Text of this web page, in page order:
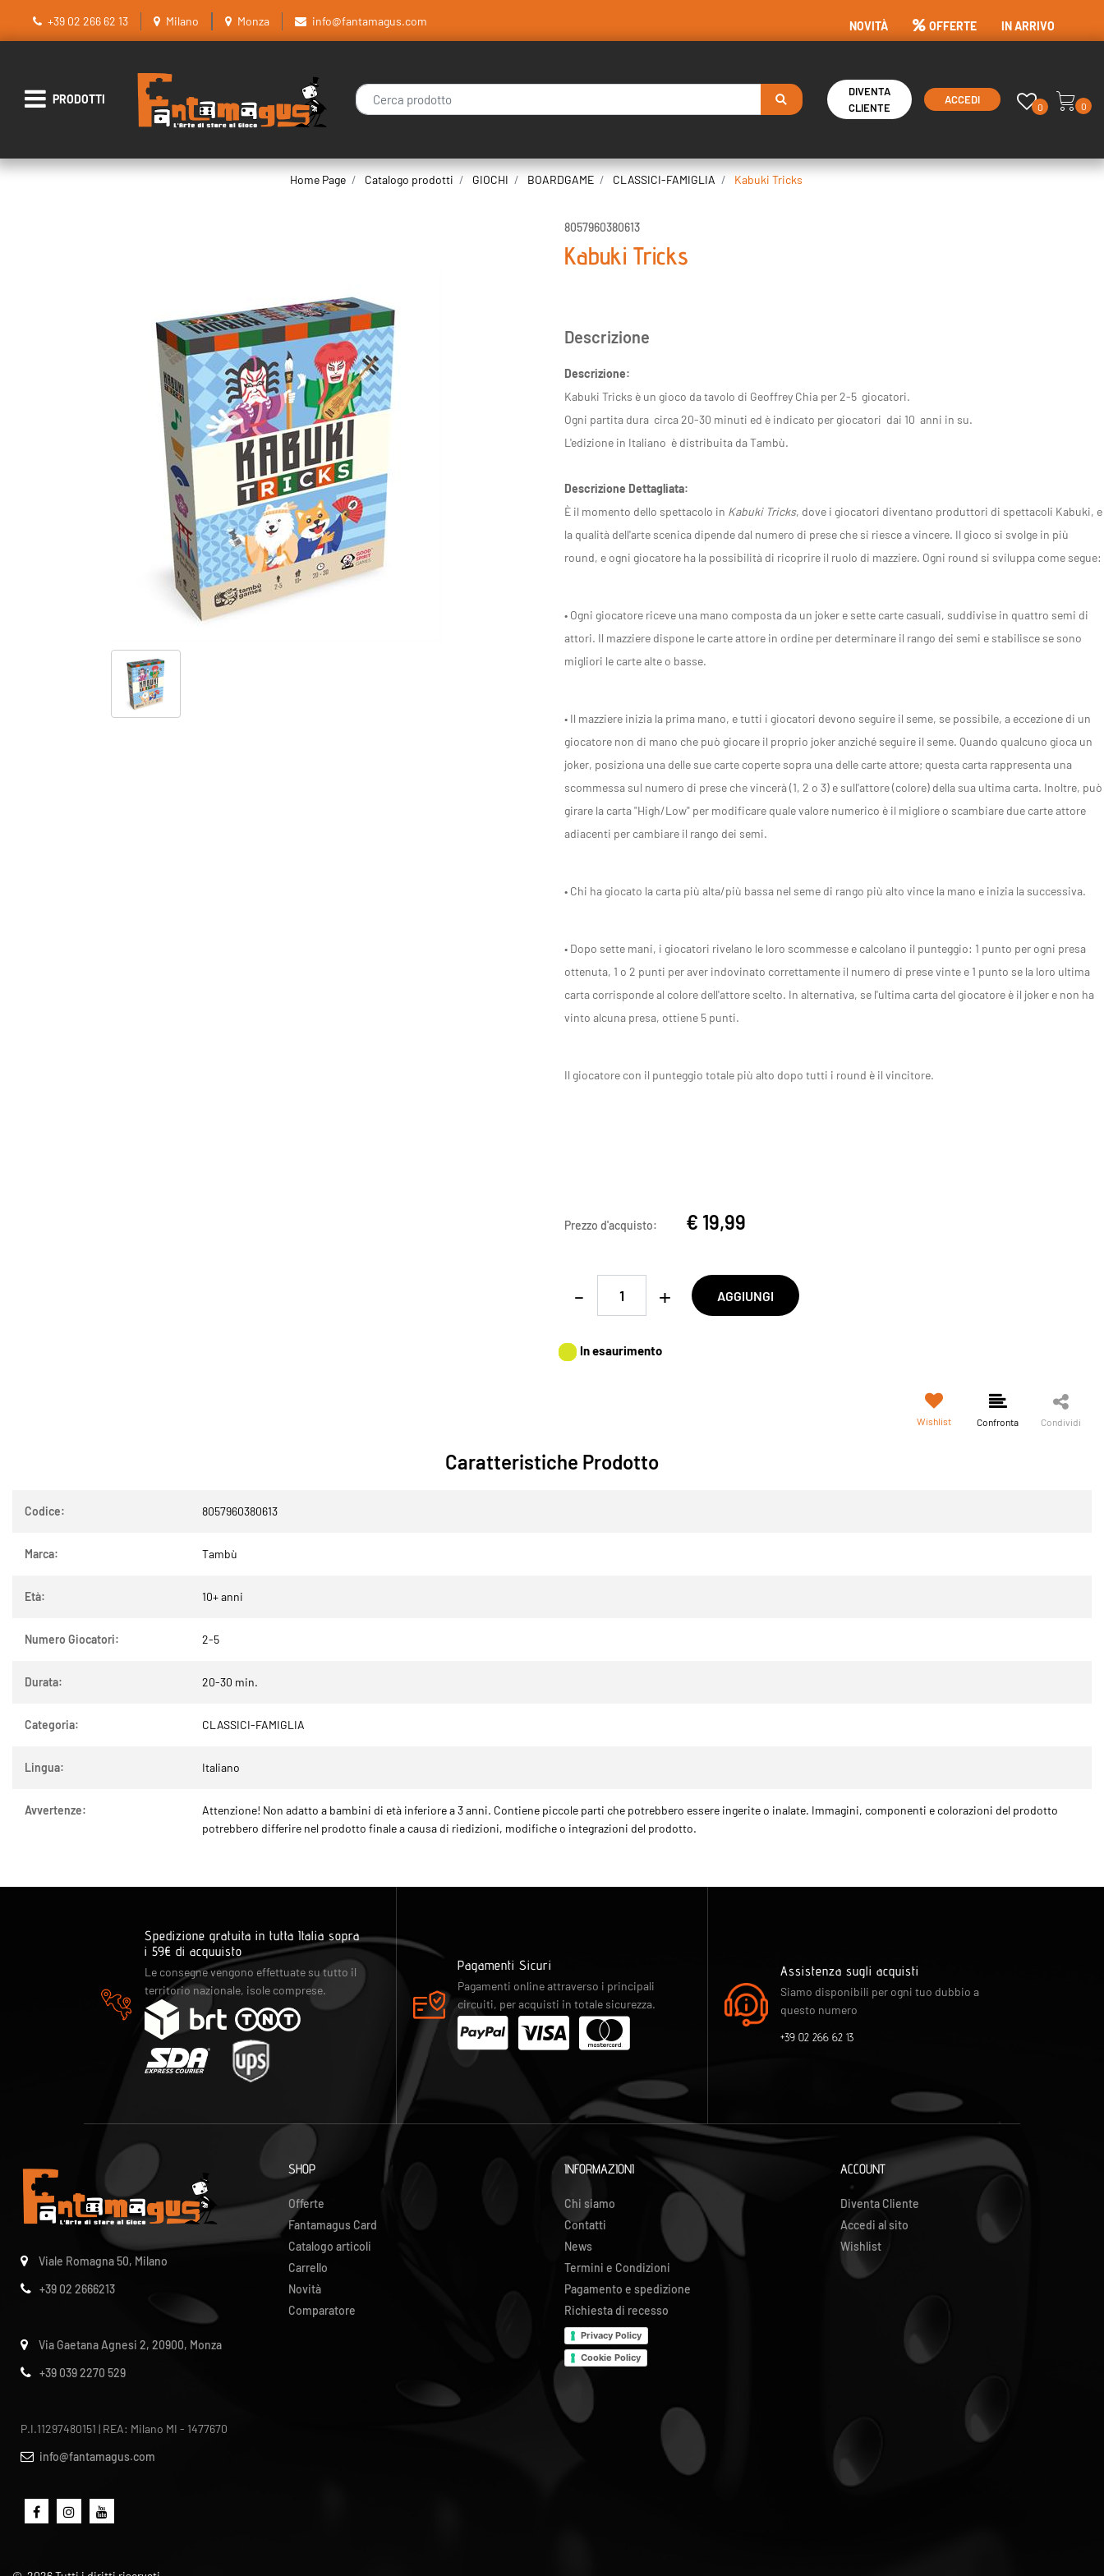
+39 02 266 62 13 Milano Monza info@fantamagus.com NOVITÀ OFFERTE IN ARRIVO
Open menu La modifica di un filtro aggiorna automaticamente gli altri filtri disponibili.
DIVENTA
CLIENTE
ACCEDI
0 0
Home Page Catalogo prodotti GIOCHI BOARDGAME CLASSICI-FAMIGLIA Kabuki Tricks
8057960380613
Kabuki Tricks
Descrizione
Descrizione:
Kabuki Tricks è un gioco da tavolo di Geoffrey Chia per 2-5 giocatori.
Ogni partita dura circa 20-30 minuti ed è indicato per giocatori dai 10 anni in su.
L'edizione in Italiano è distribuita da Tambù.
Descrizione Dettagliata:
È il momento dello spettacolo in Kabuki Tricks, dove i giocatori diventano produttori di spettacoli Kabuki, e
la qualità dell'arte scenica dipende dal numero di prese che si riesce a vincere. Il gioco si svolge in più
round, e ogni giocatore ha la possibilità di ricoprire il ruolo di mazziere. Ogni round si sviluppa come segue:
• Ogni giocatore riceve una mano composta da un joker e sette carte casuali, suddivise in quattro semi di
attori. Il mazziere dispone le carte attore in ordine per determinare il rango dei semi e stabilisce se sono
migliori le carte alte o basse.
• Il mazziere inizia la prima mano, e tutti i giocatori devono seguire il seme, se possibile, a eccezione di un
giocatore non di mano che può giocare il proprio joker anziché seguire il seme. Quando qualcuno gioca un
joker, posiziona una delle sue carte coperte sopra una delle carte attore; questa carta rappresenta una
scommessa sul numero di prese che vincerà (1, 2 o 3) e sull'attore (colore) della sua ultima carta. Inoltre, può
girare la carta "High/Low" per modificare quale valore numerico è il migliore o scambiare due carte attore
adiacenti per cambiare il rango dei semi.
• Chi ha giocato la carta più alta/più bassa nel seme di rango più alto vince la mano e inizia la successiva.
• Dopo sette mani, i giocatori rivelano le loro scommesse e calcolano il punteggio: 1 punto per ogni presa
ottenuta, 1 o 2 punti per aver indovinato correttamente il numero di prese vinte e 1 punto se la loro ultima
carta corrisponde al colore dell'attore scelto. In alternativa, se l'ultima carta del giocatore è il joker e non ha
vinto alcuna presa, ottiene 5 punti.
Il giocatore con il punteggio totale più alto dopo tutti i round è il vincitore.
Prezzo d'acquisto: € 19,99
Quantità
AGGIUNGI
In esaurimento
Wishlist Confronta Condividi
Caratteristiche Prodotto
Codice: 8057960380613
Marca: Tambù
Età: 10+ anni
Numero Giocatori: 2-5
Durata: 20-30 min.
Categoria: CLASSICI-FAMIGLIA
Lingua: Italiano
Avvertenze:
Attenzione! Non adatto a bambini di età inferiore a 3 anni. Contiene piccole parti che potrebbero essere ingerite o inalate. Immagini, componenti e colorazioni del prodotto
potrebbero differire nel prodotto finale a causa di riedizioni, modifiche o integrazioni del prodotto.
Spedizione gratuita in tutta Italia sopra
i 59€ di acquuisto
Le consegne vengono effettuate su tutto il
territorio nazionale, isole comprese.
Pagamenti Sicuri
Pagamenti online attraverso i principali
circuiti, per acquisti in totale sicurezza.
Assistenza sugli acquisti
Siamo disponibili per ogni tuo dubbio a
questo numero
+39 02 266 62 13
Viale Romagna 50, Milano
+39 02 2666213
Via Gaetana Agnesi 2, 20900, Monza
+39 039 2270 529
P.I.11297480151 | REA: Milano MI - 1477670
info@fantamagus.com
SHOP
Offerte
Fantamagus Card
Catalogo articoli
Carrello
Novità
Comparatore
INFORMAZIONI
Chi siamo
Contatti
News
Termini e Condizioni
Pagamento e spedizione
Richiesta di recesso
Privacy Policy
Cookie Policy
ACCOUNT
Diventa Cliente
Accedi al sito
Wishlist